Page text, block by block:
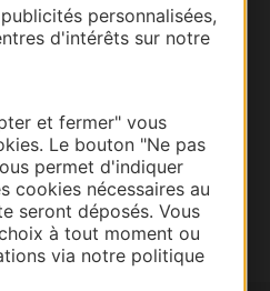
personnalisées,
d'intérêts sur notre
et fermer" vous
Le bouton "Ne pas
permet d'indiquer
cookies nécessaires au
seront déposés. Vous
à tout moment ou
via notre politique
à notre lettre
nos suggestions de